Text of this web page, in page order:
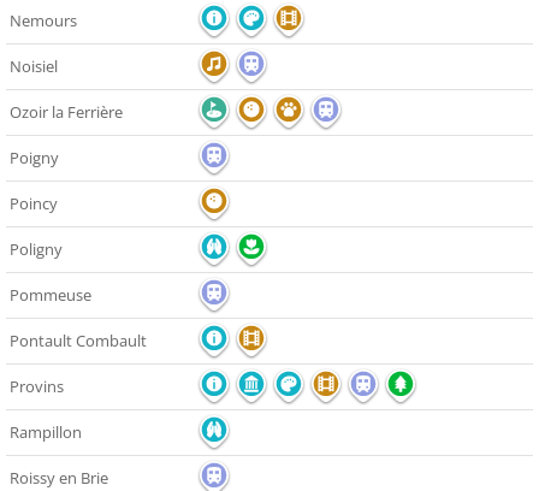
Nemours
Noisiel
Ozoir la Ferrière
Poigny
Poincy
Poligny
Pommeuse
Pontault Combault
Provins
Rampillon
Roissy en Brie